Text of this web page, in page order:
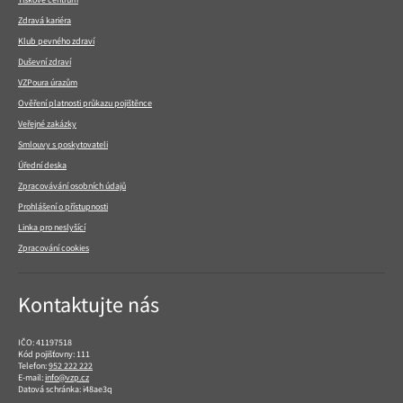
Zdravá kariéra
Klub pevného zdraví
Duševní zdraví
VZPoura úrazům
Ověření platnosti průkazu pojištěnce
Veřejné zakázky
Smlouvy s poskytovateli
Úřední deska
Zpracovávání osobních údajů
Prohlášení o přístupnosti
Linka pro neslyšící
Zpracování cookies
Kontaktujte nás
IČO: 41197518
Kód pojišťovny: 111
Telefon:952 222 222
E-mail:info@vzp.cz
Datová schránka: i48ae3q